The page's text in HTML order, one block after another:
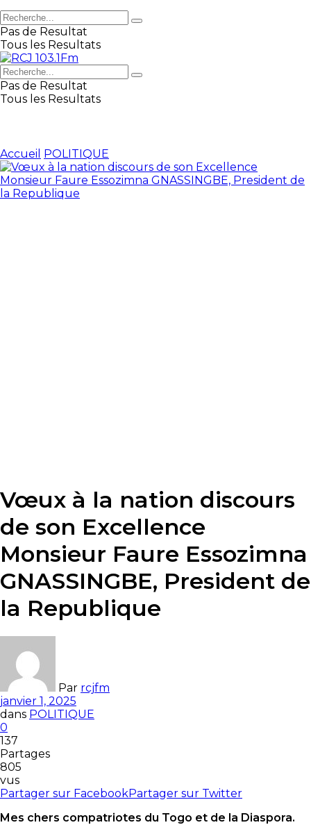
Pas de Resultat
Tous les Resultats
Pas de Resultat
Tous les Resultats
Accueil POLITIQUE
Vœux à la nation discours
de son Excellence
Monsieur Faure Essozimna
GNASSINGBE, President de
la Republique
Par rcjfm
janvier 1, 2025
dans POLITIQUE
0
137
Partages
805
vus
Partager sur FacebookPartager sur Twitter
Mes chers compatriotes du Togo et de la Diaspora.